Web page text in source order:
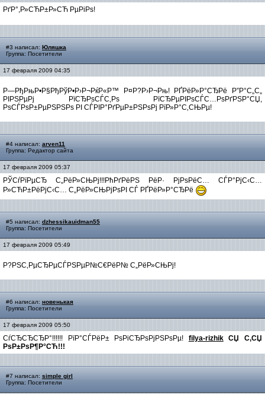
РґР°,Р»СЋР±Р»СЋ РµРіРѕ!
#3 написал: Юляшка
Группа: Посетители
17 февраля 2009 04:35
Р—РђРњР•Р§РђРўР•Р›Р¬РќР«Р™ Р¤Р?Р›Р¬Рњ! РҐРёР»Р°СЂРё Р”Р°С„С„
РІРЅРµРј РїСЂРѕСЃС‚Рѕ РїСЂРµРІРѕСЃС…РѕРґРЅР°СЏ,
РѕСЃРѕР±РµРЅРЅРѕ РІ СЃРІР°РґРµР±РЅРѕРј РїР»Р°С‚СЊРµ!
#4 написал: arven11
Группа: Редактор сайта
17 февраля 2009 05:37
РЎСѓРїРµСЂ С„РёР»СЊРј!!!РћРґРёРЅ РёР· РјРѕРёС… СЃР°РјС‹С…
Р»СЋР±РёРјС‹С… С„РёР»СЊРјРѕРІ СЃ РҐРёР»Р°СЂРё
#5 написал: dzhessikauidman55
Группа: Посетители
17 февраля 2009 05:49
Р?РЅС‚РµСЂРµСЃРЅРµР№С€РёР№ С„РёР»СЊРј!
#6 написал: новенькая
Группа: Посетители
17 февраля 2009 05:50
СѓСЂСЂСЂР°!!!!!! РїР°СЃРёР± РѕРіСЂРѕРјРЅРѕРµ! filya-rizhikСЏ С‚СЏ
РѕР±РѕР¶Р°СЋ!!!
#7 написал: simple girl
Группа: Посетители